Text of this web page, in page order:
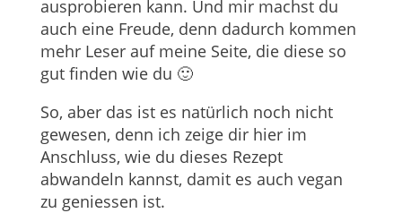
ausprobieren kann. Und mir machst du
auch eine Freude, denn dadurch kommen
mehr Leser auf meine Seite, die diese so
gut finden wie du 🙂
So, aber das ist es natürlich noch nicht
gewesen, denn ich zeige dir hier im
Anschluss, wie du dieses Rezept
abwandeln kannst, damit es auch vegan
zu geniessen ist.